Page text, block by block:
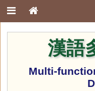
漢語
Multi-